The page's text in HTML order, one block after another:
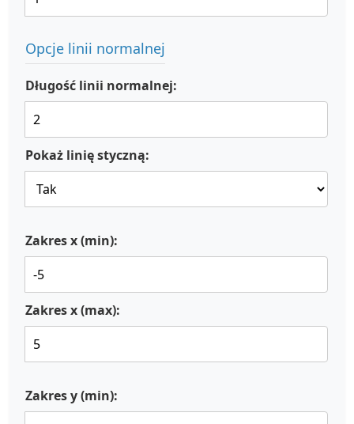
Opcje linii normalnej
Długość linii normalnej:
Pokaż linię styczną:
Zakres x (min):
Zakres x (max):
Zakres y (min):